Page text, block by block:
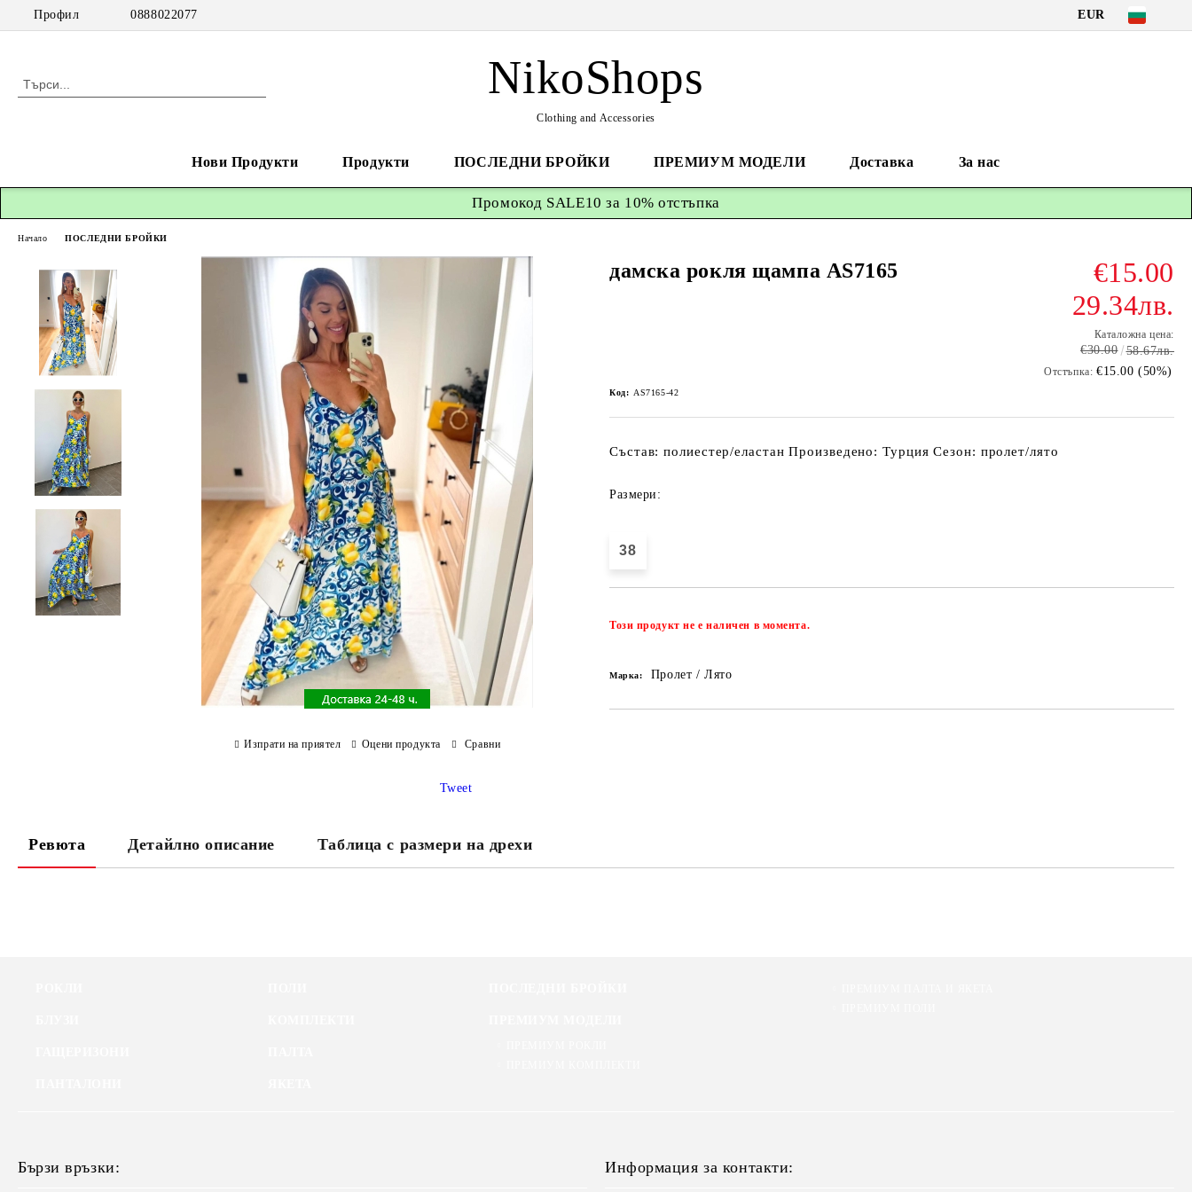
Профил 0888022077 EUR
NikoShops
Clothing and Accessories
Нови Продукти Продукти ПОСЛЕДНИ БРОЙКИ ПРЕМИУМ МОДЕЛИ Доставка За нас
Промокод SALE10 за 10% отстъпка
Начало ПОСЛЕДНИ БРОЙКИ
дамскa рокля щампа AS7165
€15.00
29.34лв.
Каталожна цена:
€30.00 58.67лв.
Отстъпка: €15.00 (50%)
Код: AS7165-42
Състав: полиестер/еластан Произведено: Турция Сезон: пролет/лято
Размери:
38
Този продукт не е наличен в момента.
Марка: Пролет / Лято
Изпрати на приятел Оцени продукта Сравни
Tweet
Ревюта Детайлно описание Таблица с размери на дрехи
Бързи връзки: Информация за контакти: